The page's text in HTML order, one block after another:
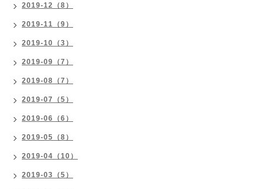
2019-12（8）
2019-11（9）
2019-10（3）
2019-09（7）
2019-08（7）
2019-07（5）
2019-06（6）
2019-05（8）
2019-04（10）
2019-03（5）